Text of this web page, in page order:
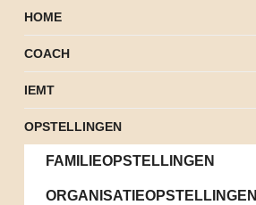
HOME
COACH
IEMT
OPSTELLINGEN
FAMILIEOPSTELLINGEN
ORGANISATIEOPSTELLINGEN